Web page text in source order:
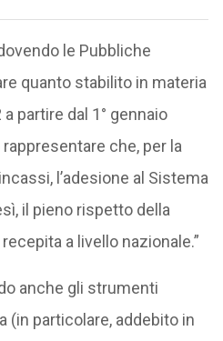
le Pubbliche
quanto stabilito in materia
partire dal 1° gennaio
che, per la
l’adesione al Sistema
il pieno rispetto della
a livello nazionale.”
anche gli strumenti
(in particolare, addebito in